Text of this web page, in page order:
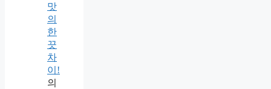
맛
의
한
끗
차
이!
의